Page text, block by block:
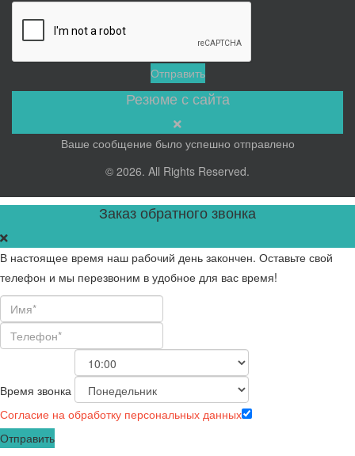
Отправить
Резюме с сайта
Ваше сообщение было успешно отправлено
© 2026. All Rights Reserved.
Заказ обратного звонка
В настоящее время наш рабочий день закончен. Оставьте свой
телефон и мы перезвоним в удобное для вас время!
Время звонка
Согласие на обработку персональных данных
Отправить